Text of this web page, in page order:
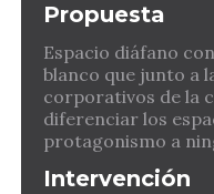
Propuesta
Espacio diáfano
blanco que junto a
corporativos de la
diferenciar los
protagonismo a
Intervención